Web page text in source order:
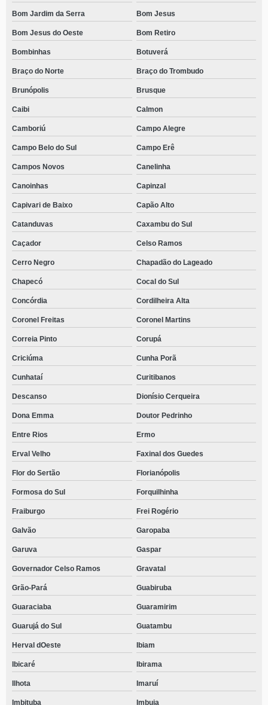
Bom Jardim da Serra Bom Jesus
Bom Jesus do Oeste Bom Retiro
Bombinhas Botuverá
Braço do Norte Braço do Trombudo
Brunópolis Brusque
Caibi Calmon
Camboriú Campo Alegre
Campo Belo do Sul Campo Erê
Campos Novos Canelinha
Canoinhas Capinzal
Capivari de Baixo Capão Alto
Catanduvas Caxambu do Sul
Caçador Celso Ramos
Cerro Negro Chapadão do Lageado
Chapecó Cocal do Sul
Concórdia Cordilheira Alta
Coronel Freitas Coronel Martins
Correia Pinto Corupá
Criciúma Cunha Porã
Cunhataí Curitibanos
Descanso Dionísio Cerqueira
Dona Emma Doutor Pedrinho
Entre Rios Ermo
Erval Velho Faxinal dos Guedes
Flor do Sertão Florianópolis
Formosa do Sul Forquilhinha
Fraiburgo Frei Rogério
Galvão Garopaba
Garuva Gaspar
Governador Celso Ramos Gravatal
Grão-Pará Guabiruba
Guaraciaba Guaramirim
Guarujá do Sul Guatambu
Herval dOeste Ibiam
Ibicaré Ibirama
Ilhota Imaruí
Imbituba Imbuia